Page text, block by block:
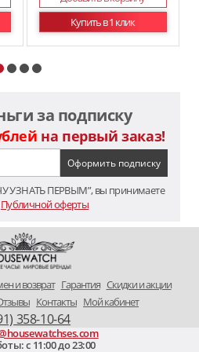
Купить в 1 клик
за подписку
на первый заказ!
УЗНАТЬ ПЕРВЫМ”, вы принимаете
Публичной оферты
и возврат Гарантия Скидки и акции
Контакты Мой кабинет
358-10-64
c 11:00 до 23:00